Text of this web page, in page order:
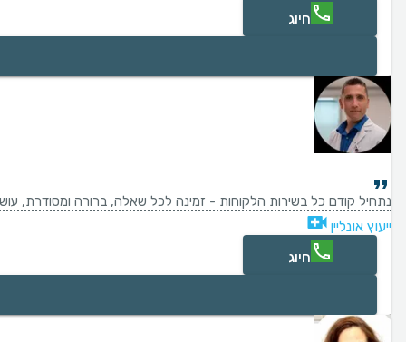
חיוג
נתחיל קודם כל בשירות הלקוחות - זמינה לכל שאלה, ברורה ומסודרת,
ייעוץ אונליין
חיוג